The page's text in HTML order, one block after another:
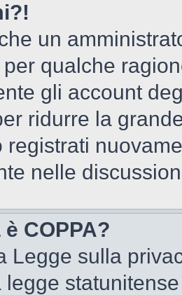
un
qualche
gli account
ridurre la
registrati
nelle
COPPA?
Legge sulla
legge